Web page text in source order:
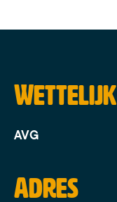
Wettelijk
AVG
Adres